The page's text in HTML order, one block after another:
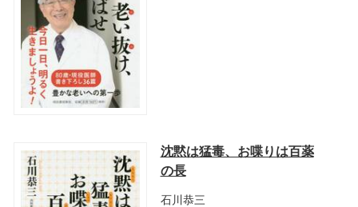
沈黙は猛毒、お喋りは百薬
の長
石川恭三